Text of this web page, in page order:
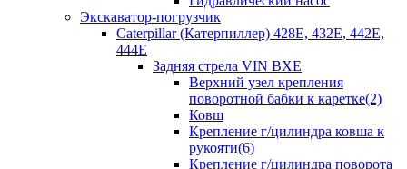
Экскаватор-погрузчик
Caterpillar (Катерпиллер) 428E, 432E, 442E,
444E
Задняя стрела VIN BXE
Верхний узел крепления
поворотной бабки к каретке(2)
Ковш
Крепление г/цилиндра ковша к
рукояти(6)
Крепление г/цилиндра поворота